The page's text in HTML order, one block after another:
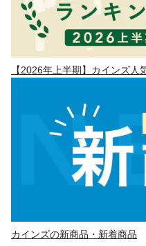
【2026年上半期】カインズ人
カインズの新商品・新着商品